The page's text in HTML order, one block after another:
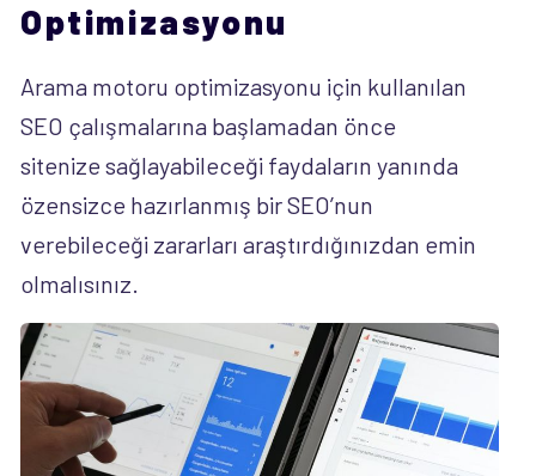
Optimizasyonu
Arama motoru optimizasyonu için kullanılan
SEO çalışmalarına başlamadan önce
sitenize sağlayabileceği faydaların yanında
özensizce hazırlanmış bir SEO’nun
verebileceği zararları araştırdığınızdan emin
olmalısınız.